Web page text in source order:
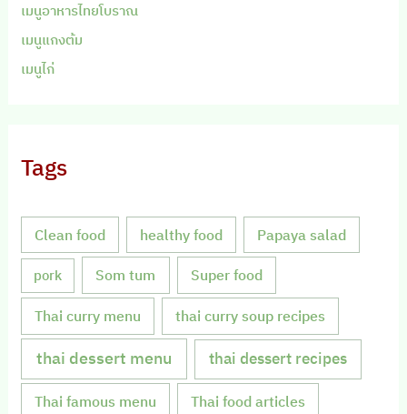
เมนูอาหารไทยโบราณ
เมนูแกงต้ม
เมนูไก่
Tags
Clean food healthy food Papaya salad
pork Som tum Super food
Thai curry menu thai curry soup recipes
thai dessert menu thai dessert recipes
Thai famous menu Thai food articles